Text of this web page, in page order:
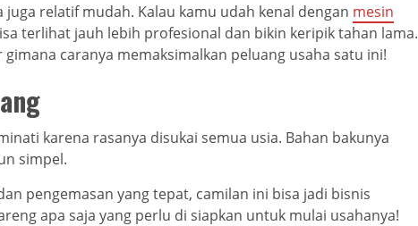
relatif mudah. Kalau kamu udah kenal dengan mesin
terlihat jauh lebih profesional dan bikin keripik tahan lama.
caranya memaksimalkan peluang usaha satu ini!
karena rasanya disukai semua usia. Bahan bakunya
simpel.
pengemasan yang tepat, camilan ini bisa jadi bisnis
apa saja yang perlu di siapkan untuk mulai usahanya!